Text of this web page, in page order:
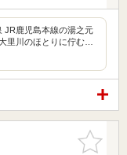
JR鹿児島本線の湯之元
里川のほとりに佇む…
お気に入
りに追加